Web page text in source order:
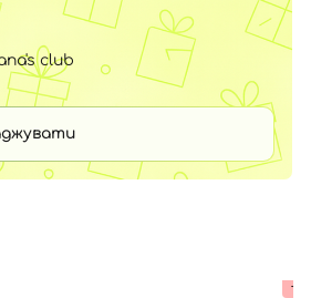
club